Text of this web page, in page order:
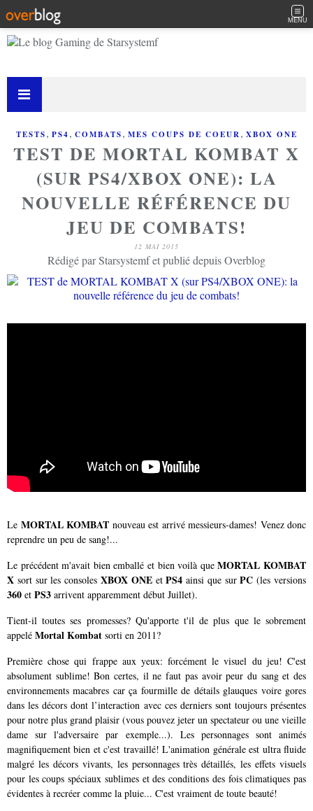
MENU
TESTS, PS4, COMBATS, MES COUPS DE COEUR, XBOX ONE
TEST DE MORTAL KOMBAT X
(SUR PS4/XBOX ONE): LA
NOUVELLE RÉFÉRENCE DU
JEU DE COMBATS!
12 MAI 2015
Rédigé par Starsystemf et publié depuis Overblog
Le MORTAL KOMBAT nouveau est arrivé messieurs-dames! Venez donc
reprendre un peu de sang!...
Le précédent m'avait bien emballé et bien voilà queMORTAL KOMBAT
X sort sur les consoles XBOX ONEetPS4 ainsi que surPC (les versions
360 et PS3 arrivent apparemment début Juillet).
Tient-il toutes ses promesses? Qu'apporte t'il de plus que le sobrement
appelé Mortal Kombat sorti en 2011?
Première chose qui frappe aux yeux: forcément le visuel du jeu! C'est
absolument sublime! Bon certes, il ne faut pas avoir peur du sang et des
environnements macabres car ça fourmille de détails glauques voire gores
dans les décors dont l’interaction avec ces derniers sont toujours présentes
pour notre plus grand plaisir (vous pouvez jeter un spectateur ou une vieille
dame sur l'adversaire par exemple...). Les personnages sont animés
magnifiquement bien et c'est travaillé! L'animation générale est ultra fluide
malgré les décors vivants, les personnages très détaillés, les effets visuels
pour les coups spéciaux sublimes et des conditions des fois climatiques pas
évidentes à recréer comme la pluie... C'est vraiment de toute beauté!